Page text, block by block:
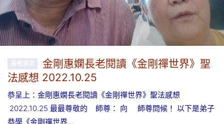
長老洪文
金剛惠嫻長老閱讀《金剛禪世界》聖
法感想 2022.10.25
恭呈上：金剛惠嫻長老閱讀《金剛禪世界》聖法感想
2022.10.25 最最尊敬的 師尊： 向 師尊問候！ 以下是弟子
恭學《金剛禪世界...